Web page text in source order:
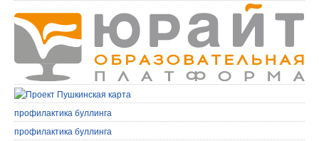
профилактика буллинга
профилактика буллинга